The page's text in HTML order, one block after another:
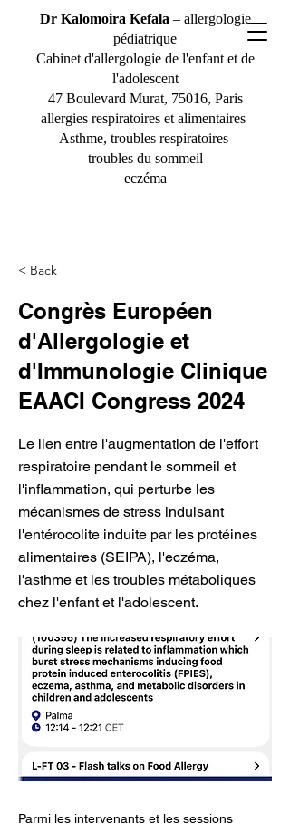
Dr Kalomoira Kefala – allergologie
pédiatrique
Cabinet d'allergologie de l'enfant et de
l'adolescent
47 Boulevard Murat, 75016, Paris
allergies respiratoires et alimentaires
Asthme, troubles respiratoires
troubles du sommeil
eczéma
< Back
Congrès Européen
d'Allergologie et
d'Immunologie Clinique
EAACI Congress 2024
Le lien entre l'augmentation de l'effort
respiratoire pendant le sommeil et
l'inflammation, qui perturbe les
mécanismes de stress induisant
l'entérocolite induite par les protéines
alimentaires (SEIPA), l'eczéma,
l'asthme et les troubles métaboliques
chez l'enfant et l'adolescent.
Parmi les intervenants et les sessions